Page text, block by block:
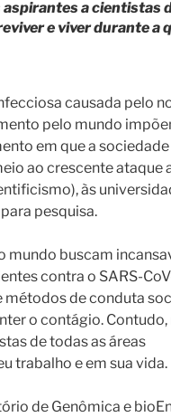
a cientistas
e viver durante a
causada pelo
pelo mundo
em que a
ao crescente ataque
às
pesquisa.
mundo buscam
contra o SARS-
de conduta
o contágio. Contudo,
de todas as áreas
trabalho e em sua vida.
de Genômica e